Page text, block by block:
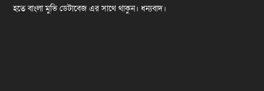
হতে বাংলা মুভি ডেটাবেজ এর সাথে থাকুন। ধন্যবাদ।